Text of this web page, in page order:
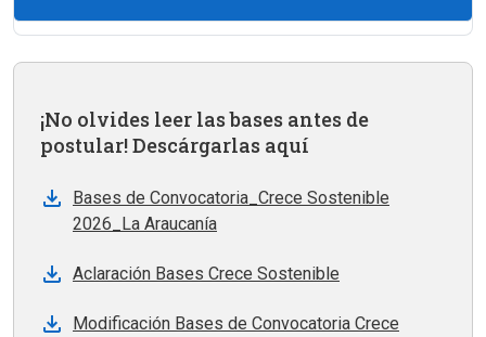
¡No olvides leer las bases antes de
postular! Descárgarlas aquí
Bases de Convocatoria_Crece Sostenible
2026_La Araucanía
Aclaración Bases Crece Sostenible
Modificación Bases de Convocatoria Crece